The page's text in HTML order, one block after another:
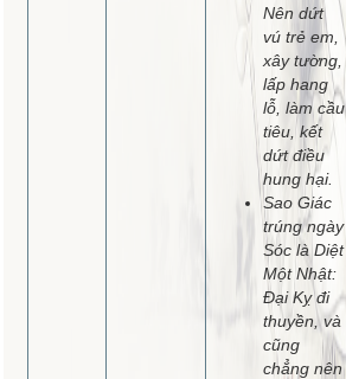
Nên dứt
vú trẻ em,
xây tường,
lấp hang
lỗ, làm cầu
tiêu, kết
dứt điều
hung hại.
Sao Giác
trúng ngày
Sóc là Diệt
Một Nhật:
Đại Kỵ đi
thuyền, và
cũng
chẳng nên